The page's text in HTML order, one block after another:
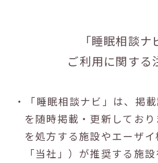
「睡眠相談ナ
ご利用に関する
・「睡眠相談ナビ」は、掲
を随時掲載・更新してお
を処方する施設やエーザ
「当社」）が推奨する施